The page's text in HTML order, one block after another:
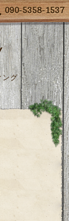
090-5358-1537
ング